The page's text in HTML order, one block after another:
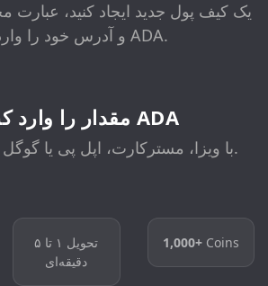
یک کیف پول جدید ایجاد کنید، عبارت
و آدرس خود را وارد کنید ADA.
3. مقدار را وارد کنید ADA
با ویزا، مسترکارت، اپل پی یا گوگل پی پرداخت کنید.
تحویل ۱ تا ۵
دقیقه‌ای
1,000+Coins